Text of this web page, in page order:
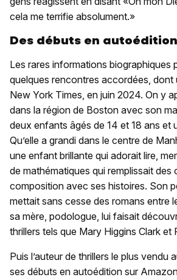
cela me terrifie absolument.»
Des débuts en
Les rares informations biographiques
quelques rencontres accordées, dont
New York Times, en juin 2024. On y
dans la région de Boston avec son
deux enfants âgés de 14 et 18 ans et
Qu’elle a grandi dans le centre de
une enfant brillante qui adorait lire,
de mathématiques qui remplissait des
composition avec ses histoires. Son
mettait sans cesse des romans entre
sa mère, podologue, lui faisait
thrillers tels que Mary Higgins Clark et
Puis l’auteur de thrillers le plus vendu
ses débuts en autoédition sur